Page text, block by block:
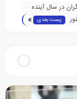
در سال آینده
پست بعدی »